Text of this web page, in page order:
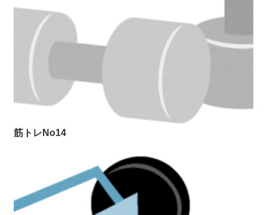
筋トレNo14